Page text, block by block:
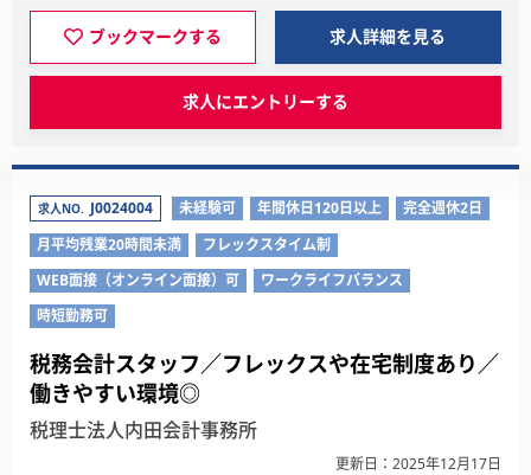
ブックマークする 求人詳細を見る
求人にエントリーする
求人NO. J0024004 未経験可 年間休日120日以上
完全週休2日
月平均残業20時間未満
フレックスタイム制
WEB面接（オンライン面接）可
ワークライフバランス
時短勤務可
税務会計スタッフ／フレックスや在宅制度あり／
働きやすい環境◎
税理士法人内田会計事務所
更新日：2025年12月17日